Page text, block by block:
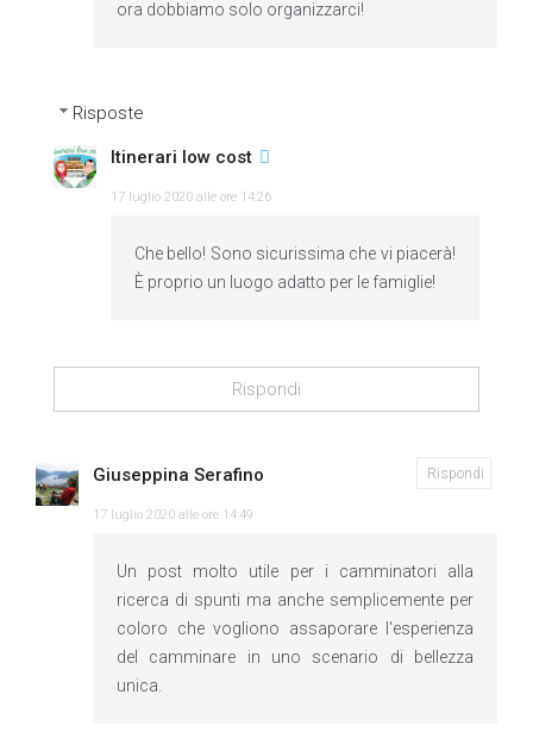
ora dobbiamo solo organizzarci!
Risposte
Itinerari low cost
17 luglio 2020 alle ore 14:26
Che bello! Sono sicurissima che vi piacerà!
È proprio un luogo adatto per le famiglie!
Rispondi
Giuseppina Serafino
17 luglio 2020 alle ore 14:49
Un post molto utile per i camminatori alla
ricerca di spunti ma anche semplicemente per
coloro che vogliono assaporare l'esperienza
del camminare in uno scenario di bellezza
unica.
Rispondi